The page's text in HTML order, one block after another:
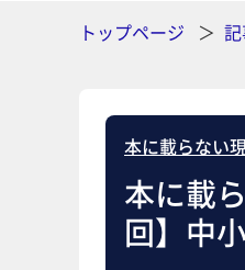
トップページ
本に載らない
本に載
回】中